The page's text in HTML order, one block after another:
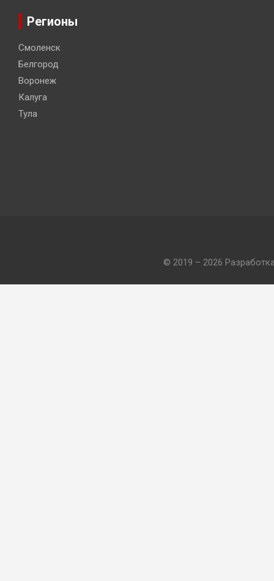
Регионы
Смоленск
Белгород
Воронеж
Калуга
Тула
© 2019 – 2026